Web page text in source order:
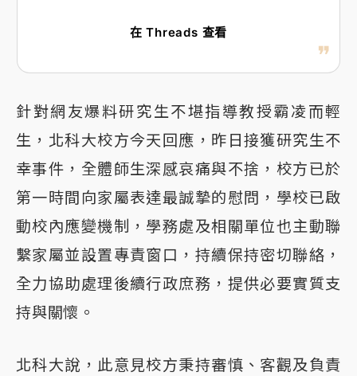
在 Threads 查看
針對網友爆料研究生不堪指導教授霸凌而輕
生，北科大校方今天回應，昨日接獲研究生不
幸事件，全體師生深感哀痛與不捨，校方已於
第一時間向家屬表達最誠摯的慰問，學校已啟
動校內應變機制，學務處及相關單位也主動聯
繫家屬並設置專責窗口，持續保持密切聯絡，
全力協助處理後續行政庶務，提供必要實質支
持與關懷。
北科大說，此意見校方秉持審慎、客觀及負責